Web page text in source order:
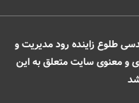
طلوع زاینده رود مدیریت و
و معنوی سایت متعلق به این